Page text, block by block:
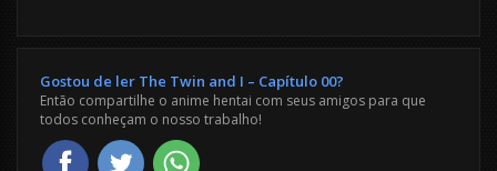
Gostou de ler The Twin and I – Capítulo 00?
Então compartilhe o anime hentai com seus amigos para que
todos conheçam o nosso trabalho!